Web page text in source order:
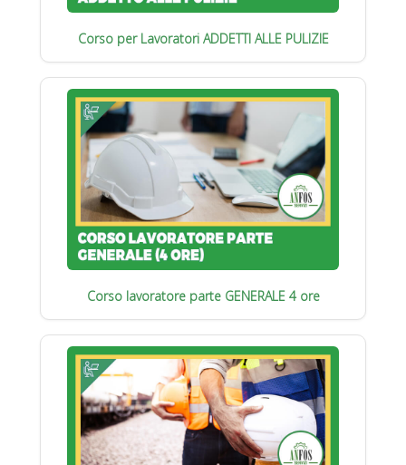
Corso per Lavoratori ADDETTI ALLE PULIZIE
Corso lavoratore parte GENERALE 4 ore